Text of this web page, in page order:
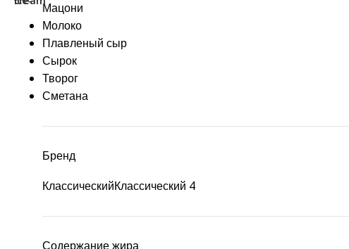
Мацони
Молоко
Плавленый сыр
Сырок
Творог
Сметана
Бренд
КлассическийКлассический 4
Содержание жира